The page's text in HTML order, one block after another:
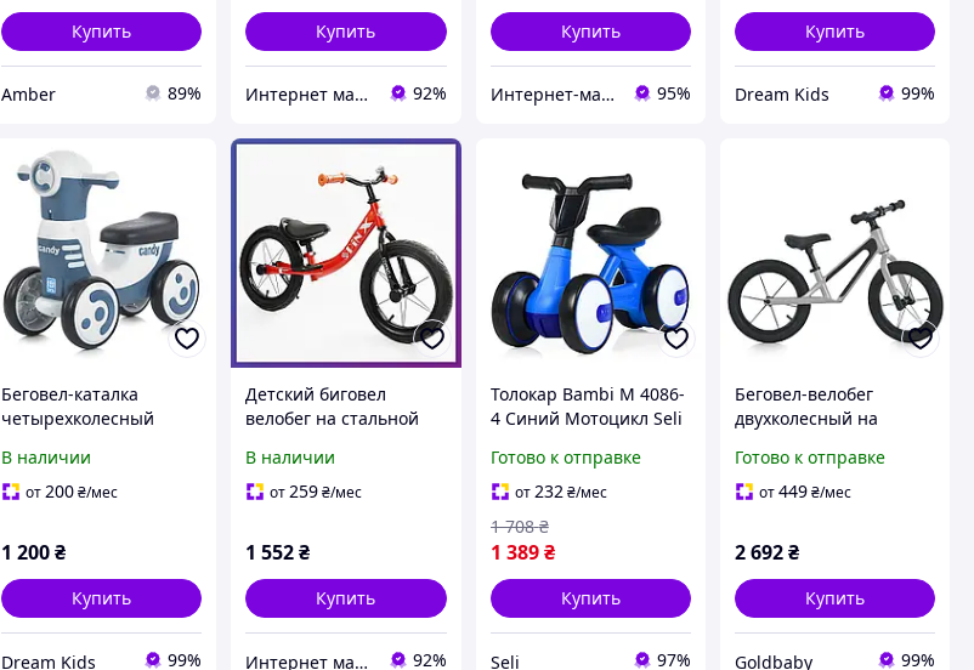
Купить
Amber 89%
Купить
Интернет магазин детских товаров и товаров для дома "Твой Киндер" 92%
Купить
Интернет-магазин "МИШКА" 95%
Купить
Dream Kids 99%
Беговел-каталка
четырехколесный
"Луноход" M 5855E-1 с
музыкой и подсветкой,
В наличии
от200₴/мес
1 200₴
Купить
Dream Kids 99%
Детский биговел
велобег на стальной
Spin-X PX-280-14
надувные колеса
В наличии
от259₴/мес
1 552₴
Купить
Интернет магазин детских товаров и товаров для дома "Твой Киндер" 92%
Толокар Bambi M 4086-
4 Синий Мотоцикл Seli
4 Синій Мотоцикл
Готово к отправке
от232 ₴/мес
1 389 ₴
1 708 ₴
Купить
Seli 97%
Беговел-велобег
двухколесный на
дюймов серебряный
(MBB 1052-1)
Готово к отправке
от449₴/мес
2 692₴
Купить
Goldbaby 99%